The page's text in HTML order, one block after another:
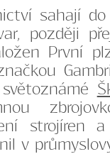
sahají do
později
První
strojíren
v